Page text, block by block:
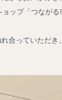
ップ「つなが
合っていただき